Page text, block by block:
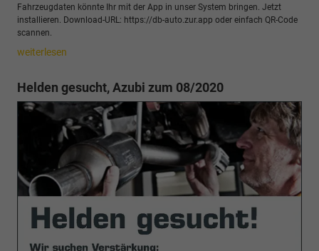
Fahrzeugdaten könnte Ihr mit der App in unser System bringen. Jetzt
installieren. Download-URL: https://db-auto.zur.app oder einfach QR-Code
scannen.
weiterlesen
Helden gesucht, Azubi zum 08/2020